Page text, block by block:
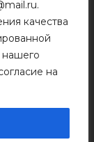
качества
нашего
на